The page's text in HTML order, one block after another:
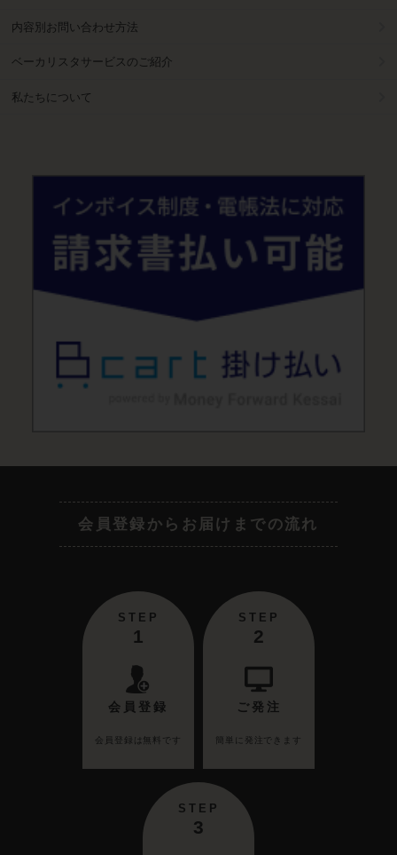
内容別お問い合わせ方法
ベーカリスタサービスのご紹介
私たちについて
会員登録からお届けまでの流れ
STEP
1
会員登録
会員登録は無料です
STEP
2
ご発注
簡単に発注できます
STEP
3